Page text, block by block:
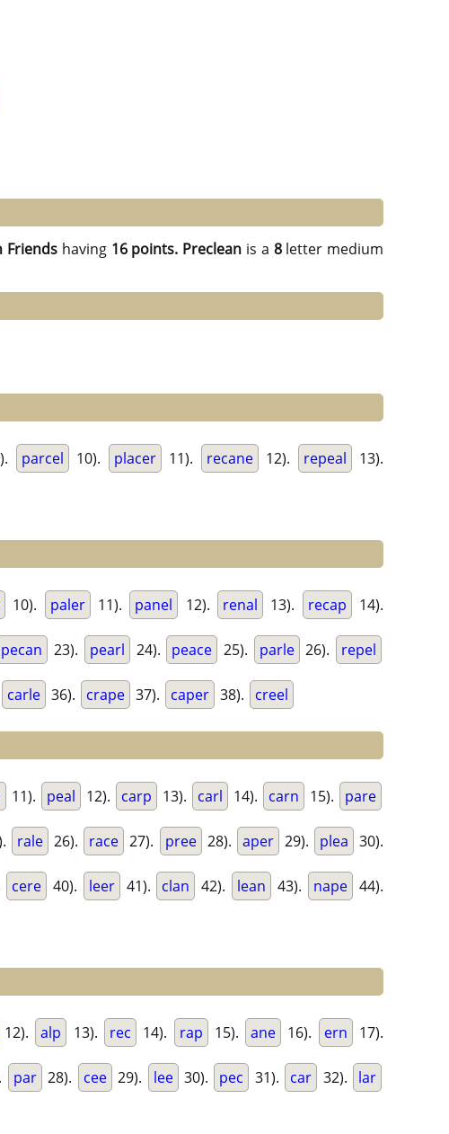
Friends having 16 points. Preclean is a 8letter medium
parcel 10). placer 11). recane 12). repeal 13).
10). paler 11). panel 12). renal 13). recap 14).
pecan 23). pearl 24). peace 25). parle 26). repel
carle 36). crape 37). caper 38). creel
11). peal 12). carp 13). carl 14). carn 15). pare
rale 26). race 27). pree 28). aper 29). plea 30).
cere 40). leer 41). clan 42). lean 43). nape 44).
12). alp 13). rec 14). rap 15). ane 16). ern 17).
par 28). cee 29). lee 30). pec 31). car 32). lar